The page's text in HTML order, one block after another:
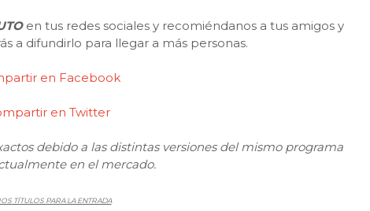
en tus redes sociales y recomiéndanos a tus amigos y
a difundirlo para llegar a más personas.
en Facebook
en Twitter
debido a las distintas versiones del mismo programa
en el mercado.
TÍTULOS PARA LA ENTRADA